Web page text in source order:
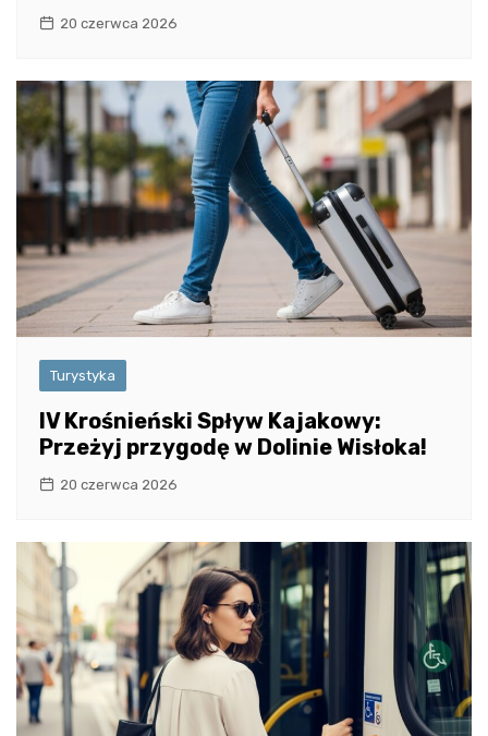
20 czerwca 2026
Turystyka
IV Krośnieński Spływ Kajakowy:
Przeżyj przygodę w Dolinie Wisłoka!
20 czerwca 2026